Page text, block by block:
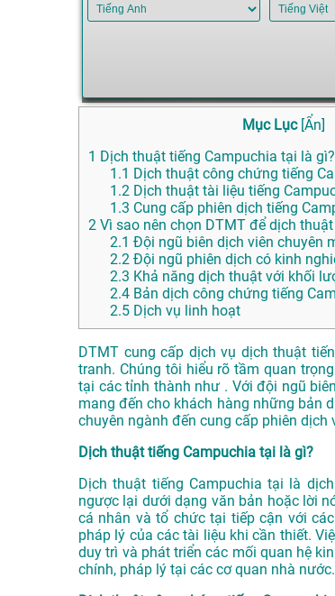
Mục Lục [Ẩn]
1 Dịch thuật tiếng Campuchia tại là gì?
1.1 Dịch thuật công chứng tiếng
1.2 Dịch thuật tài liệu tiếng
1.3 Cung cấp phiên dịch tiếng
2 Vì sao nên chọn DTMT để dịch
2.1 Đội ngũ biên dịch viên chuyên
2.2 Đội ngũ phiên dịch có kinh
2.3 Khả năng dịch thuật với khối
2.4 Bản dịch công chứng tiếng
2.5 Dịch vụ linh hoạt
DTMT cung cấp dịch vụ dịch thuật
tranh. Chúng tôi hiểu rõ tầm quan
tại các tỉnh thành như . Với đội ngũ
mang đến cho khách hàng những bản
chuyên ngành đến cung cấp phiên dịch
Dịch thuật tiếng Campuchia tại là gì?
Dịch thuật tiếng Campuchia tại là
ngược lại dưới dạng văn bản hoặc lời
cá nhân và tổ chức tại tiếp cận với
pháp lý của các tài liệu khi cần thiết.
duy trì và phát triển các mối quan hệ
chính, pháp lý tại các cơ quan nhà